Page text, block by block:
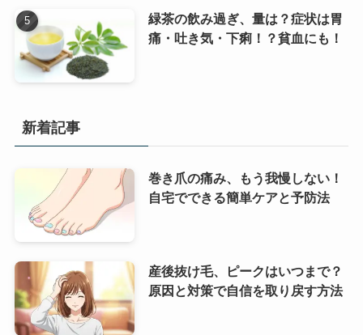
緑茶の飲み過ぎ、量は？症状は胃
痛・吐き気・下痢！？貧血にも！
新着記事
巻き爪の痛み、もう我慢しない！
自宅でできる簡単ケアと予防法
産後抜け毛、ピークはいつまで？
原因と対策で自信を取り戻す方法